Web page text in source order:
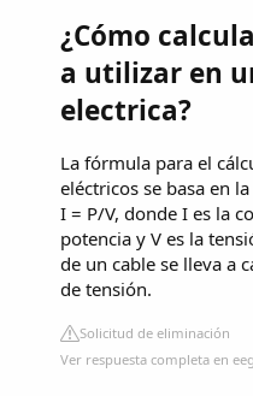
¿Cómo
a utilizar en
electrica?
La fórmula para el
eléctricos se basa en
I = P/V, donde I es la
potencia y V es la
de un cable se lleva a
de tensión.
Solicitud de eliminación
Ver respuesta completa en